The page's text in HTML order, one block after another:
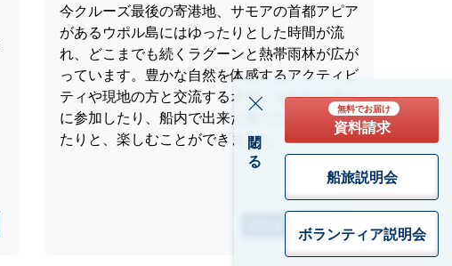
閉じる
無料でお届け
資料請求
船旅説明会
ボランティア説明会
今クルーズ最後の寄港地、サモアの首都アピア
があるウポル島にはゆったりとした時間が流
れ、どこまでも続くラグーンと熱帯雨林が広が
っています。豊かな自然を体感するアクティビ
ティや現地の方と交流するオプショナルツアー
に参加したり、船内で出来た友人たちと過ごし
たりと、楽しむことができました。
2024.11.20 更新